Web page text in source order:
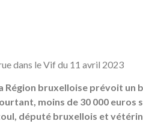
dans le Vif du 11 avril 2023
Région bruxelloise prévoit
moins de 30 000
député bruxellois et